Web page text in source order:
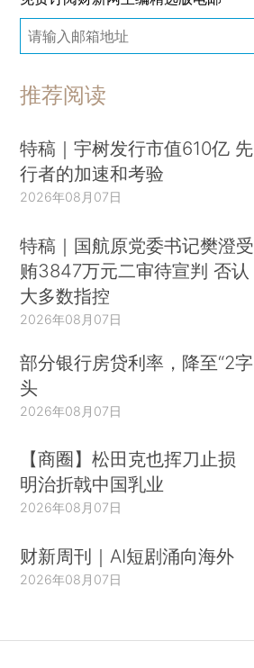
推荐阅读
特稿｜宇树发行市值610亿 先
行者的加速和考验
2026年08月07日
特稿｜国航原党委书记樊澄受
贿3847万元二审待宣判 否认
大多数指控
2026年08月07日
部分银行房贷利率，降至“2字
头
2026年08月07日
【商圈】松田克也挥刀止损
明治折戟中国乳业
2026年08月07日
财新周刊｜AI短剧涌向海外
2026年08月07日